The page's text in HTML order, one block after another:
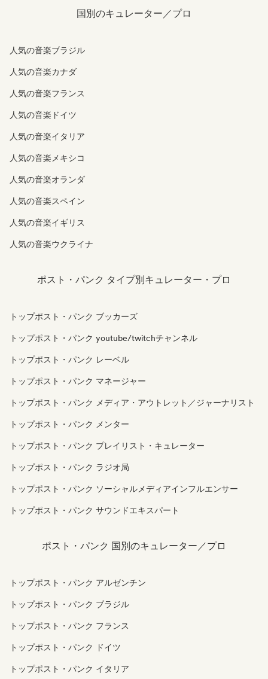
国別のキュレーター／プロ
人気の音楽ブラジル
人気の音楽カナダ
人気の音楽フランス
人気の音楽ドイツ
人気の音楽イタリア
人気の音楽メキシコ
人気の音楽オランダ
人気の音楽スペイン
人気の音楽イギリス
人気の音楽ウクライナ
ポスト・パンク タイプ別キュレーター・プロ
トップポスト・パンク ブッカーズ
トップポスト・パンク youtube/twitchチャンネル
トップポスト・パンク レーベル
トップポスト・パンク マネージャー
トップポスト・パンク メディア・アウトレット／ジャーナリスト
トップポスト・パンク メンター
トップポスト・パンク プレイリスト・キュレーター
トップポスト・パンク ラジオ局
トップポスト・パンク ソーシャルメディアインフルエンサー
トップポスト・パンク サウンドエキスパート
ポスト・パンク 国別のキュレーター／プロ
トップポスト・パンク アルゼンチン
トップポスト・パンク ブラジル
トップポスト・パンク フランス
トップポスト・パンク ドイツ
トップポスト・パンク イタリア